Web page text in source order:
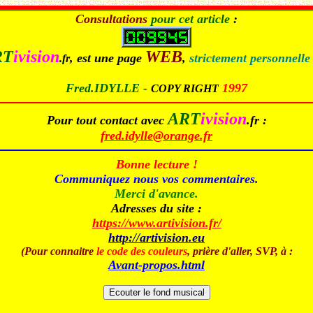
Consultations pour cet article :
ivision.fr, est une page WEB, strictement personnelle
Fred.IDYLLE - COPY RIGHT 1997
Pour tout contact avecARTivision.fr:
fred.idylle@orange.fr
Bonne lecture !
Communiquez nous vos commentaires.
Merci d'avance.
Adresses du site :
https://www.artivision.fr/
http://artivision.eu
(Pour connaitre le code des couleurs, prière d'aller, SVP, à :
Avant-propos.html